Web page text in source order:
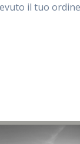
il tuo